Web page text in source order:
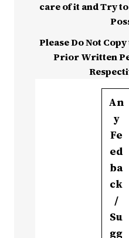
care of it and Try
Please Do Not
Prior Written
An
y
Fe
ed
ba
ck
/
Su
gg